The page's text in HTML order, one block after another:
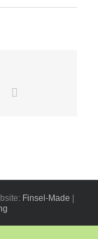
Finsel-Made